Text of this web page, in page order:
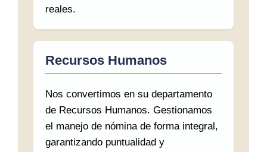
reales.
Recursos Humanos
Nos convertimos en su departamento
de Recursos Humanos. Gestionamos
el manejo de nómina de forma integral,
garantizando puntualidad y